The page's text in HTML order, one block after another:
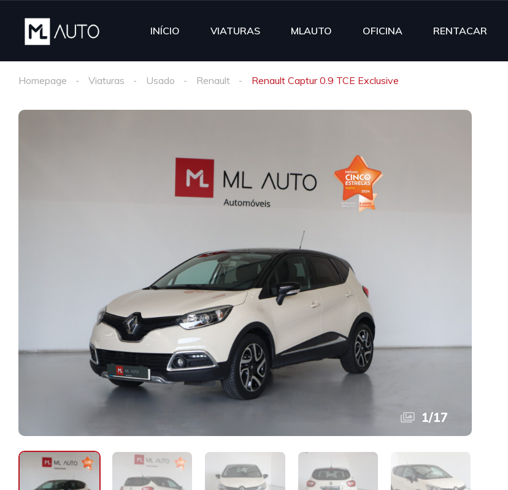
INÍCIO VIATURAS MLAUTO OFICINA RENTACAR
Homepage Viaturas Usado Renault Renault Captur 0.9 TCE Exclusive
1/17